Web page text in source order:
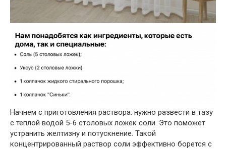
Начнем с приготовления раствора: нужно развести в тазу
с теплой водой 5-6 столовых ложек соли. Это поможет
устранить желтизну и потускнение. Такой
концентрированный раствор соли эффективно борется с